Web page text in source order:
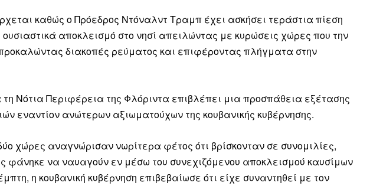
Καθημερινή Μαχητική
Αγώνας της Κρήτης
καθώς ο Πρόεδρος Ντόναλντ Τραμπ έχει ασκήσει τεράστια πίεση
αποκλεισμό στο νησί απειλώντας με κυρώσεις χώρες που την
διακοπές ρεύματος και επιφέροντας πλήγματα στην
Νότια Περιφέρεια της Φλόριντα επιβλέπει μια προσπάθεια εξέτασης
εναντίον ανώτερων αξιωματούχων της κουβανικής κυβέρνησης.
χώρες αναγνώρισαν νωρίτερα φέτος ότι βρίσκονταν σε συνομιλίες,
φάνηκε να ναυαγούν εν μέσω του συνεχιζόμενου αποκλεισμού καυσίμων
η κουβανική κυβέρνηση επιβεβαίωσε ότι είχε συναντηθεί με τον